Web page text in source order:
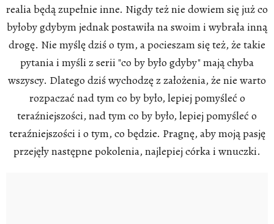
realia będą zupełnie inne. Nigdy też nie dowiem się już co
byłoby gdybym jednak postawiła na swoim i wybrała inną
drogę. Nie myślę dziś o tym, a pocieszam się też, że takie
pytania i myśli z serii "co by było gdyby" mają chyba
wszyscy. Dlatego dziś wychodzę z założenia, że nie warto
rozpaczać nad tym co by było, lepiej pomyśleć o
teraźniejszości, nad tym co by było, lepiej pomyśleć o
teraźniejszości i o tym, co będzie. Pragnę, aby moją pasję
przejęły następne pokolenia, najlepiej córka i wnuczki.